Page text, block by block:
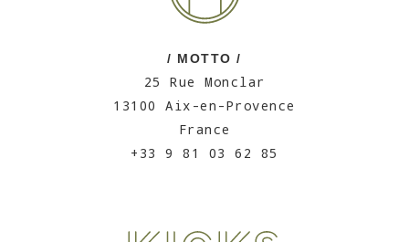
/ MOTTO /
25 Rue Monclar
13100 Aix-en-Provence
France
+33 9 81 03 62 85